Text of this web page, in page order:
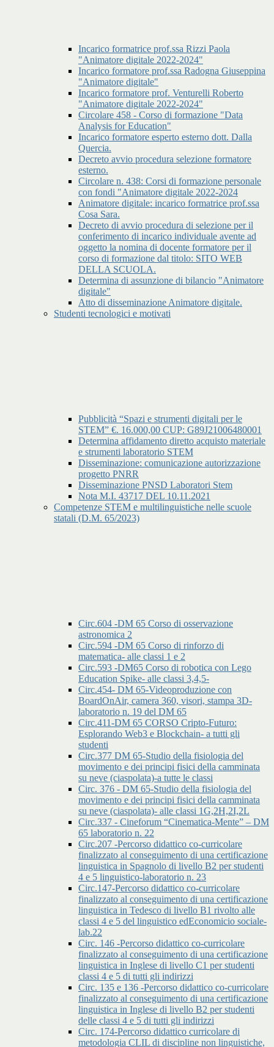
Incarico formatrice prof.ssa Rizzi Paola
"Animatore digitale 2022-2024"
Incarico formatore prof.ssa Radogna Giuseppina
"Animatore digitale"
Incarico formatore prof. Venturelli Roberto
"Animatore digitale 2022-2024"
Circolare 458 - Corso di formazione "Data
Analysis for Education"
Incarico formatore esperto esterno dott. Dalla
Quercia.
Decreto avvio procedura selezione formatore
esterno.
Circolare n. 438: Corsi di formazione personale
con fondi "Animatore digitale 2022-2024
Animatore digitale: incarico formatrice prof.ssa
Cosa Sara.
Decreto di avvio procedura di selezione per il
conferimento di incarico individuale avente ad
oggetto la nomina di docente formatore per il
corso di formazione dal titolo: SITO WEB
DELLA SCUOLA.
Determina di assunzione di bilancio "Animatore
digitale"
Atto di disseminazione Animatore digitale.
Studenti tecnologici e motivati
Pubblicità “Spazi e strumenti digitali per le
STEM” €. 16.000,00 CUP: G89J21006480001
Determina affidamento diretto acquisto materiale
e strumenti laboratorio STEM
Disseminazione: comunicazione autorizzazione
progetto PNRR
Disseminazione PNSD Laboratori Stem
Nota M.I. 43717 DEL 10.11.2021
Competenze STEM e multilinguistiche nelle scuole
statali (D.M. 65/2023)
Circ.604 -DM 65 Corso di osservazione
astronomica 2
Circ.594 -DM 65 Corso di rinforzo di
matematica- alle classi 1 e 2
Circ.593 -DM65 Corso di robotica con Lego
Education Spike- alle classi 3,4,5-
Circ.454- DM 65-Videoproduzione con
BoardOnAir, camera 360, visori, stampa 3D-
laboratorio n. 19 del DM 65
Circ.411-DM 65 CORSO Cripto-Futuro:
Esplorando Web3 e Blockchain- a tutti gli
studenti
Circ.377 DM 65-Studio della fisiologia del
movimento e dei principi fisici della camminata
su neve (ciaspolata)-a tutte le classi
Circ. 376 - DM 65-Studio della fisiologia del
movimento e dei principi fisici della camminata
su neve (ciaspolata)- alle classi 1G,2H,2I,2L
Circ.337 - Cineforum “Cinematica-Mente” – DM
65 laboratorio n. 22
Circ.207 -Percorso didattico co-curricolare
finalizzato al conseguimento di una certificazione
linguistica in Spagnolo di livello B2 per studenti
4 e 5 linguistico-laboratorio n. 23
Circ.147-Percorso didattico co-curricolare
finalizzato al conseguimento di una certificazione
linguistica in Tedesco di livello B1 rivolto alle
classi 4 e 5 del linguistico edEconomicio sociale-
lab.22
Circ. 146 -Percorso didattico co-curricolare
finalizzato al conseguimento di una certificazione
linguistica in Inglese di livello C1 per studenti
classi 4 e 5 di tutti gli indirizzi
Circ. 135 e 136 -Percorso didattico co-curricolare
finalizzato al conseguimento di una certificazione
linguistica in Inglese di livello B2 per studenti
delle classi 4 e 5 di tutti gli indirizzi
Circ. 174-Percorso didattico curricolare di
metodologia CLIL di discipline non linguistiche,